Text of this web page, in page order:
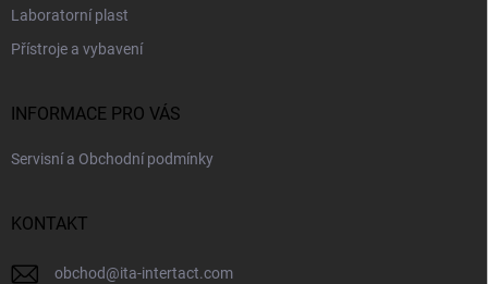
Laboratorní plast
Přístroje a vybavení
INFORMACE PRO VÁS
Servisní a Obchodní podmínky
KONTAKT
obchod@ita-intertact.com